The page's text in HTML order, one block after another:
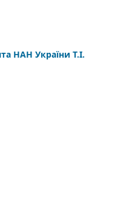
НАН України Т.І.